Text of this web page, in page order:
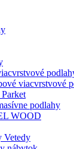
viacvrstvové
podlahy
WOOD
Vetedy